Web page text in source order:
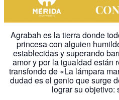
Agrabah es la tierra donde
princesa con alguien
establecidas y superando
amor y por la igualdad están
transfondo de «La lámpara
dudad es el genio que surge
lograr su objetivo: